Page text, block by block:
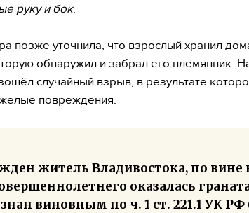
руку и бок.
позже уточнила, что взрослый хранил
обнаружил и забрал его племянник.
случайный взрыв, в результате
повреждения.
житель Владивостока, по вине
оказалась
виновным по ч. 1 ст. 221.1 УК